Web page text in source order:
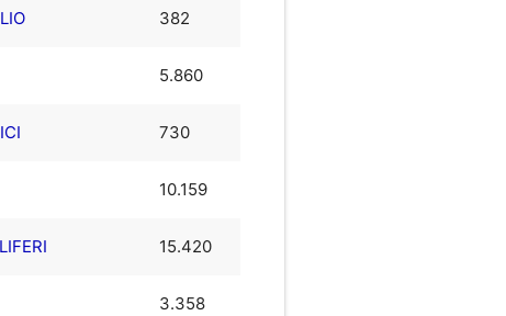
382
5.860
730
10.159
15.420
3.358